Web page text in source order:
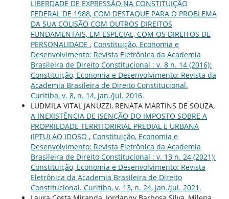
LIBERDADE DE EXPRESSÃO NA CONSTITUIÇÃO
FEDERAL DE 1988, COM DESTAQUE PARA O PROBLEMA
DA SUA COLISÃO COM OUTROS DIREITOS
FUNDAMENTAIS, EM ESPECIAL, COM OS DIREITOS DE
PERSONALIDADE , Constituição, Economia e
Desenvolvimento: Revista Eletrônica da Academia
Brasileira de Direito Constitucional : v. 8 n. 14 (2016):
Constituição, Economia e Desenvolvimento: Revista da
Academia Brasileira de Direito Constitucional.
Curitiba, v. 8, n. 14, jan./jul. 2016.
LUDMILA VITAL JANUZZI, RENATA MARTINS DE SOUZA,
A INEXISTÊNCIA DE ISENÇÃO DO IMPOSTO SOBRE A
PROPRIEDADE TERRITORIRIAL PREDIAL E URBANA
(IPTU) AO IDOSO , Constituição, Economia e
Desenvolvimento: Revista Eletrônica da Academia
Brasileira de Direito Constitucional : v. 13 n. 24 (2021):
Constituição, Economia e Desenvolvimento: Revista
Eletrônica da Academia Brasileira de Direito
Constitucional. Curitiba, v. 13, n. 24, jan./jul. 2021.